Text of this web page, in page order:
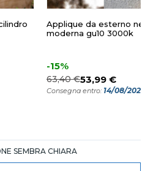
Applique da esterno nera
moderna gu10 3000k
-15%
63,40 €53,99 €
Consegna entro: 14/08/2026
SEMBRA CHIARA